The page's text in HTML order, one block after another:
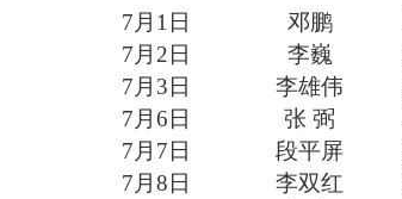
7月1日
邓鹏
7月2日
李巍
7月3日
李雄伟
7月6日
张 弼
7月7日
段平屏
7月8日
李双红